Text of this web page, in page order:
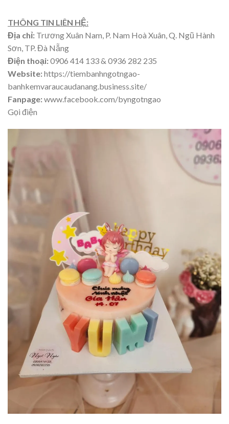
THÔNG TIN LIÊN HỆ:
Địa chỉ: Trương Xuân Nam, P. Nam Hoà Xuân, Q. Ngũ Hành
Sơn, TP. Đà Nẵng
Điện thoại:0906 414 133 & 0936 282 235
Website:https://tiembanhngotngao-
banhkemvaraucaudanang.business.site/
Fanpage:www.facebook.com/byngotngao
Gọi điện